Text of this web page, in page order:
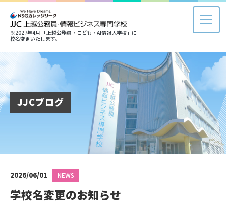
※2027年4月 「上越公務員・こども・AI情報大学校」に
校名変更いたします。
JJCブログ
2026/06/01 NEWS
学校名変更のお知らせ